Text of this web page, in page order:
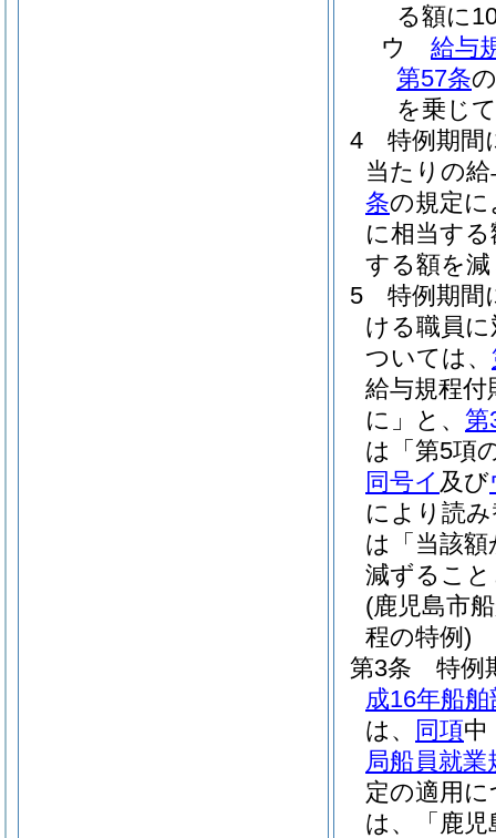
る額に
ウ
給与
第57条
を乗じ
4
特例期間
当たりの
条の規定に
に相当す
する額を
5
特例期間
ける職員
ついては、
給与規程
に」と、 第
は「第5項
同号イ 及び
により読
は「当該
減ずるこ
(鹿児島市
程の特例)
第3条
特例
成16年船
は、
同項中
局船員就業
定の適用
は、「鹿